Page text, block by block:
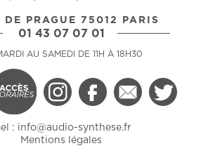
DE PRAGUE 75012 PARIS
01 43 07 07 01
AU SAMEDI DE 11H À 18H30
: info@audio-synthese.fr
Mentions légales